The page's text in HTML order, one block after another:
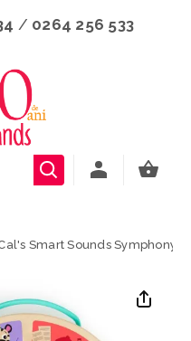
/ 0264 256 533
Smart Sounds Symphony™